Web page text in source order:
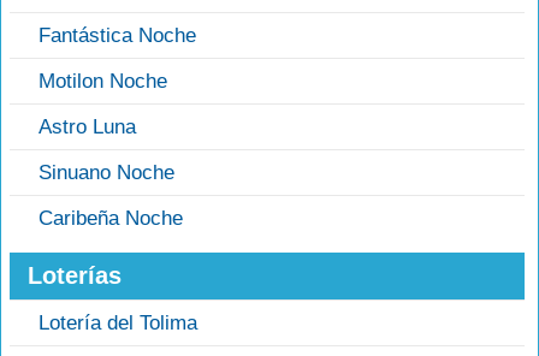
Fantástica Noche
Motilon Noche
Astro Luna
Sinuano Noche
Caribeña Noche
Loterías
Lotería del Tolima